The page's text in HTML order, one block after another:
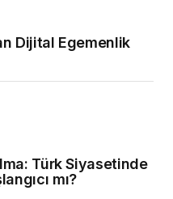
Dijital Egemenlik
Türk Siyasetinde
mı?